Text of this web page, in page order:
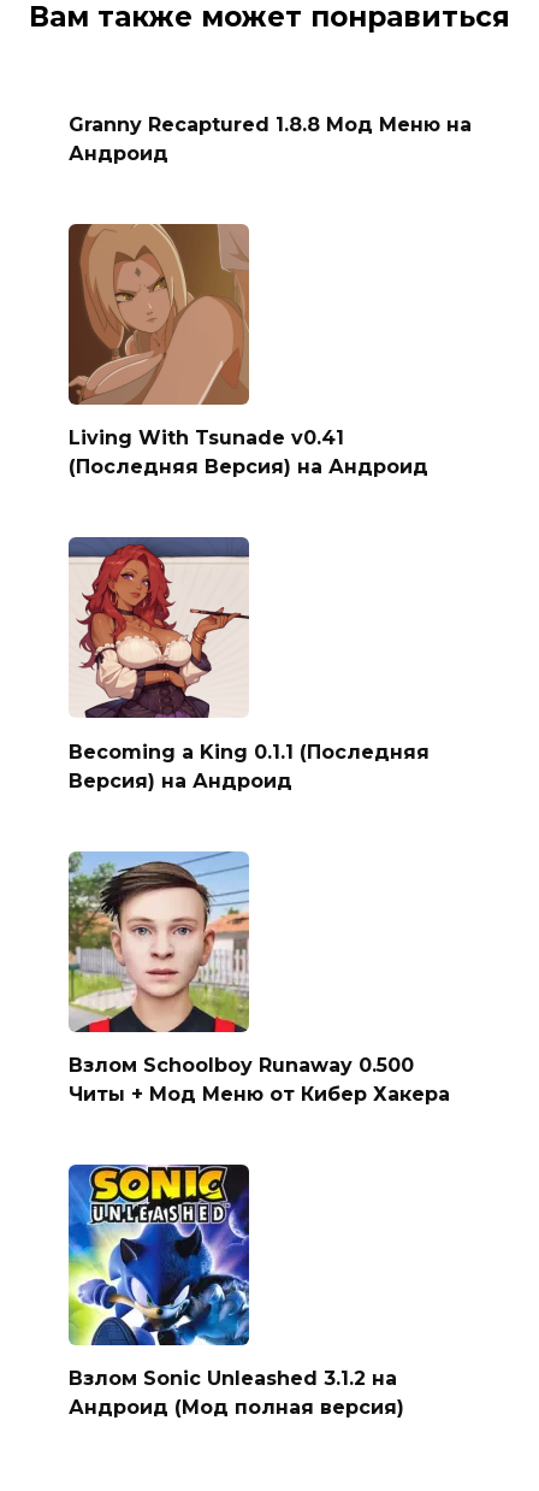
Вам также может понравиться
Granny Recaptured 1.8.8 Мод Меню на
Андроид
Living With Tsunade v0.41
(Последняя Версия) на Андроид
Becoming a King 0.1.1 (Последняя
Версия) на Андроид
Взлом Schoolboy Runaway 0.500
Читы + Мод Меню от Кибер Хакера
Взлом Sonic Unleashed 3.1.2 на
Андроид (Мод полная версия)